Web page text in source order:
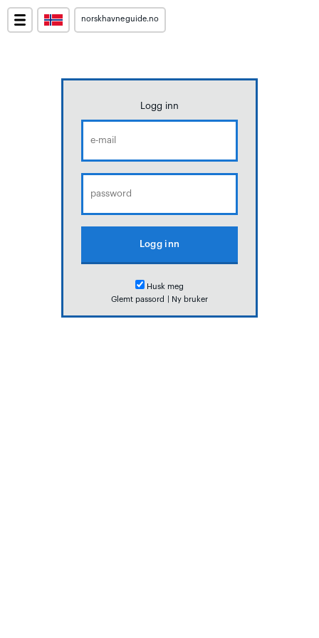
norskhavneguide.no
Logg inn
Husk meg
Glemt passord
Ny bruker